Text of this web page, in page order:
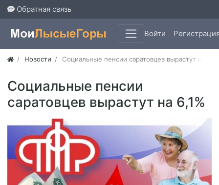
Обратная связь
Войти
Новости Социальные пенсии саратовцев вырастут на
Социальные пенсии
саратовцев вырастут на 6,1%